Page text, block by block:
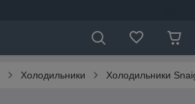
Холодильники Холодильники